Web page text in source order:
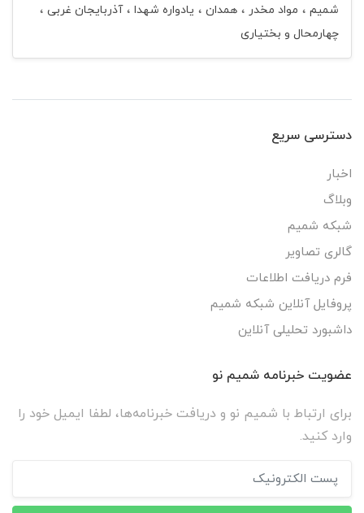
شمیم مواد مخدر همدان یادواره شهدا
آذربایجان غربی
چهارمحال و بختیاری
دسترسی سریع
اخبار
وبلاگ
شبکه شمیم
گالری تصاویر
فرم دریافت اطلاعات
پروفایل آنلاین شبکه شمیم
داشبورد تحلیلی آنلاین
عضویت خبرنامه شمیم نو
برای ارتباط با شمیم نو و دریافت خبرنامه‌ها، لطفا ایمیل خود را
وارد کنید.